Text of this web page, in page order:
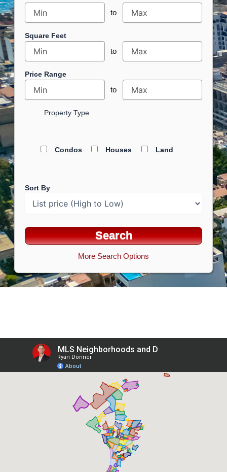
to
Square Feet
to
Price Range
to
Property Type
Condos Houses Land
Sort By
More Search Options